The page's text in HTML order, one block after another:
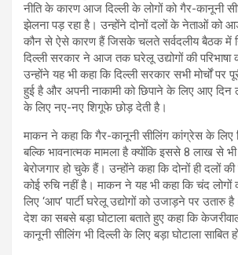
नीति के कारण आज दिल्ली के लोगों को गैर-कानूनी
झेलना पड़ रहा है। उन्होंने दोनों दलों के नेताओं को
कौन से ऐसे कारण हैं जिसके चलते सर्वदलीय बैठक में
दिल्ली सरकार ने आज तक घरेलू उद्योगों की परिभाषा
उन्होंने यह भी कहा कि दिल्ली सरकार सभी मोर्चों पर
हुई है और अपनी नाकामी को छिपाने के लिए आए दिन
के लिए नए-नए शिगूफे छोड़ देती है।
माकन ने कहा कि गैर-कानूनी सीलिंग कांग्रेस के लिए
बल्कि भावनात्मक मामला है क्योंकि इससे 8 लाख से
बेरोजगार हो चुके हैं। उन्होंने कहा कि दोनों ही दलों
कोई रुचि नहीं है। माकन ने यह भी कहा कि चंद लोगों
लिए ‘आप’ पार्टी घरेलू उद्योगों को उजाड़ने पर उतारु
देश का सबसे बड़ा घोटाला बताते हुए कहा कि
कानूनी सीलिंग भी दिल्ली के लिए बड़ा घोटाला साबित